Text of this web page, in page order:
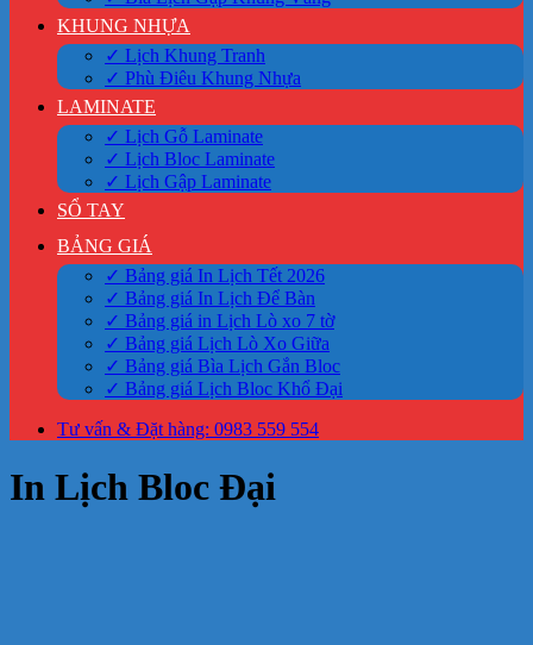
KHUNG NHỰA
✓ Lịch Khung Tranh
✓ Phù Điêu Khung Nhựa
LAMINATE
✓ Lịch Gỗ Laminate
✓ Lịch Bloc Laminate
✓ Lịch Gập Laminate
SỔ TAY
BẢNG GIÁ
✓ Bảng giá In Lịch Tết 2026
✓ Bảng giá In Lịch Để Bàn
✓ Bảng giá in Lịch Lò xo 7 tờ
✓ Bảng giá Lịch Lò Xo Giữa
✓ Bảng giá Bìa Lịch Gắn Bloc
✓ Bảng giá Lịch Bloc Khổ Đại
Tư vấn & Đặt hàng: 0983 559 554
In Lịch Bloc Đại